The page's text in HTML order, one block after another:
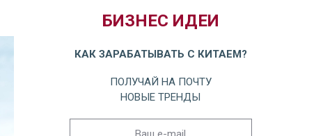
БИЗНЕС ИДЕИ
КАК ЗАРАБАТЫВАТЬ С КИТАЕМ?
ПОЛУЧАЙ НА ПОЧТУ
НОВЫЕ ТРЕНДЫ